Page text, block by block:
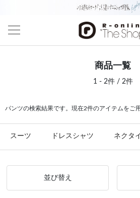
商品一覧
1 - 2件 / 2件
パンツの検索結果です。現在2件のアイテムをご
スーツ ドレスシャツ ネクタイ
並び替え